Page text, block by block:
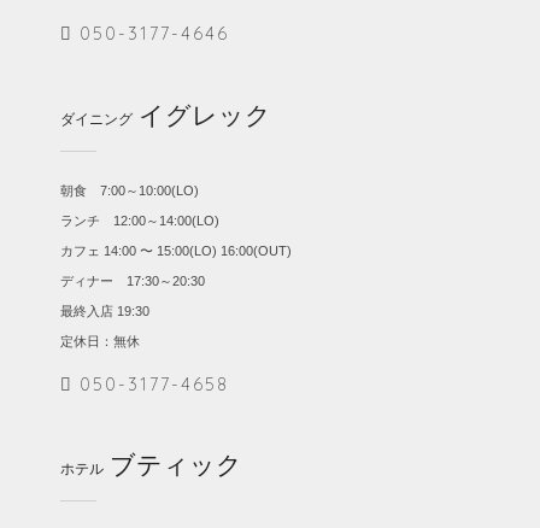
050-3177-4646
ダイニング イグレック
朝食 7:00～10:00(LO)
ランチ 12:00～14:00(LO)
カフェ 14:00 〜 15:00(LO) 16:00(OUT)
ディナー 17:30～20:30
最終入店 19:30
定休日：無休
050-3177-4658
ホテル ブティック